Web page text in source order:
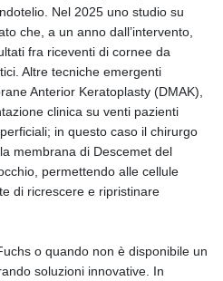
Nel 2025 uno studio su
che, a un anno dall’intervento,
fra riceventi di cornee da
Altre tecniche emergenti
Anterior Keratoplasty (DMAK),
clinica su venti pazienti
in questo caso il chirurgo
membrana di Descemet del
permettendo alle cellule
di ricrescere e ripristinare
o quando non è disponibile un
soluzioni innovative. In